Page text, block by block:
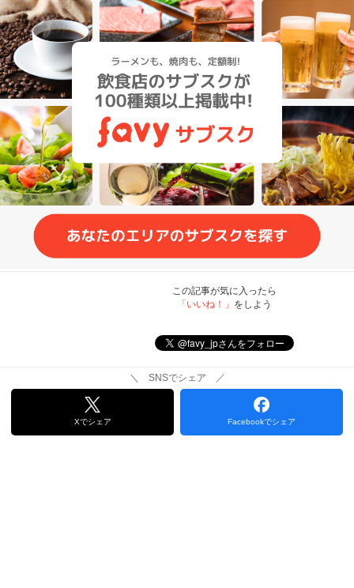
この記事が気に入ったら
「いいね！」 をしよう
＼ SNSでシェア ／
Xでシェア Facebookでシェア